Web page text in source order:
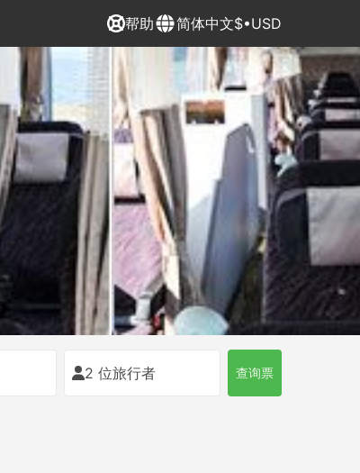
帮助 简体中文$•USD
2 位旅行者 查询票